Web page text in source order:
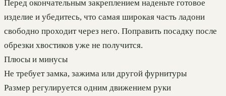
Перед окончательным закреплением наденьте готовое
изделие и убедитесь, что самая широкая часть ладони
свободно проходит через него. Поправить посадку после
обрезки хвостиков уже не получится.
Плюсы и минусы
Не требует замка, зажима или другой фурнитуры
Размер регулируется одним движением руки